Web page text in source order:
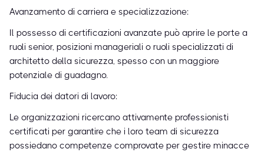
Avanzamento di carriera e specializzazione:
Il possesso di certificazioni avanzate può aprire le porte a
ruoli senior, posizioni manageriali o ruoli specializzati di
architetto della sicurezza, spesso con un maggiore
potenziale di guadagno.
Fiducia dei datori di lavoro:
Le organizzazioni ricercano attivamente professionisti
certificati per garantire che i loro team di sicurezza
possiedano competenze comprovate per gestire minacce